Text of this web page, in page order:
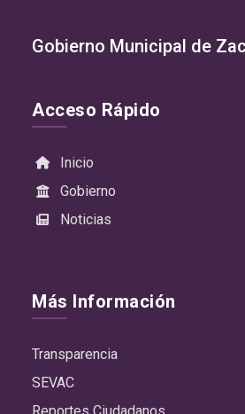
Gobierno Municipal de
Acceso Rápido
Inicio
Gobierno
Noticias
Más Información
Transparencia
SEVAC